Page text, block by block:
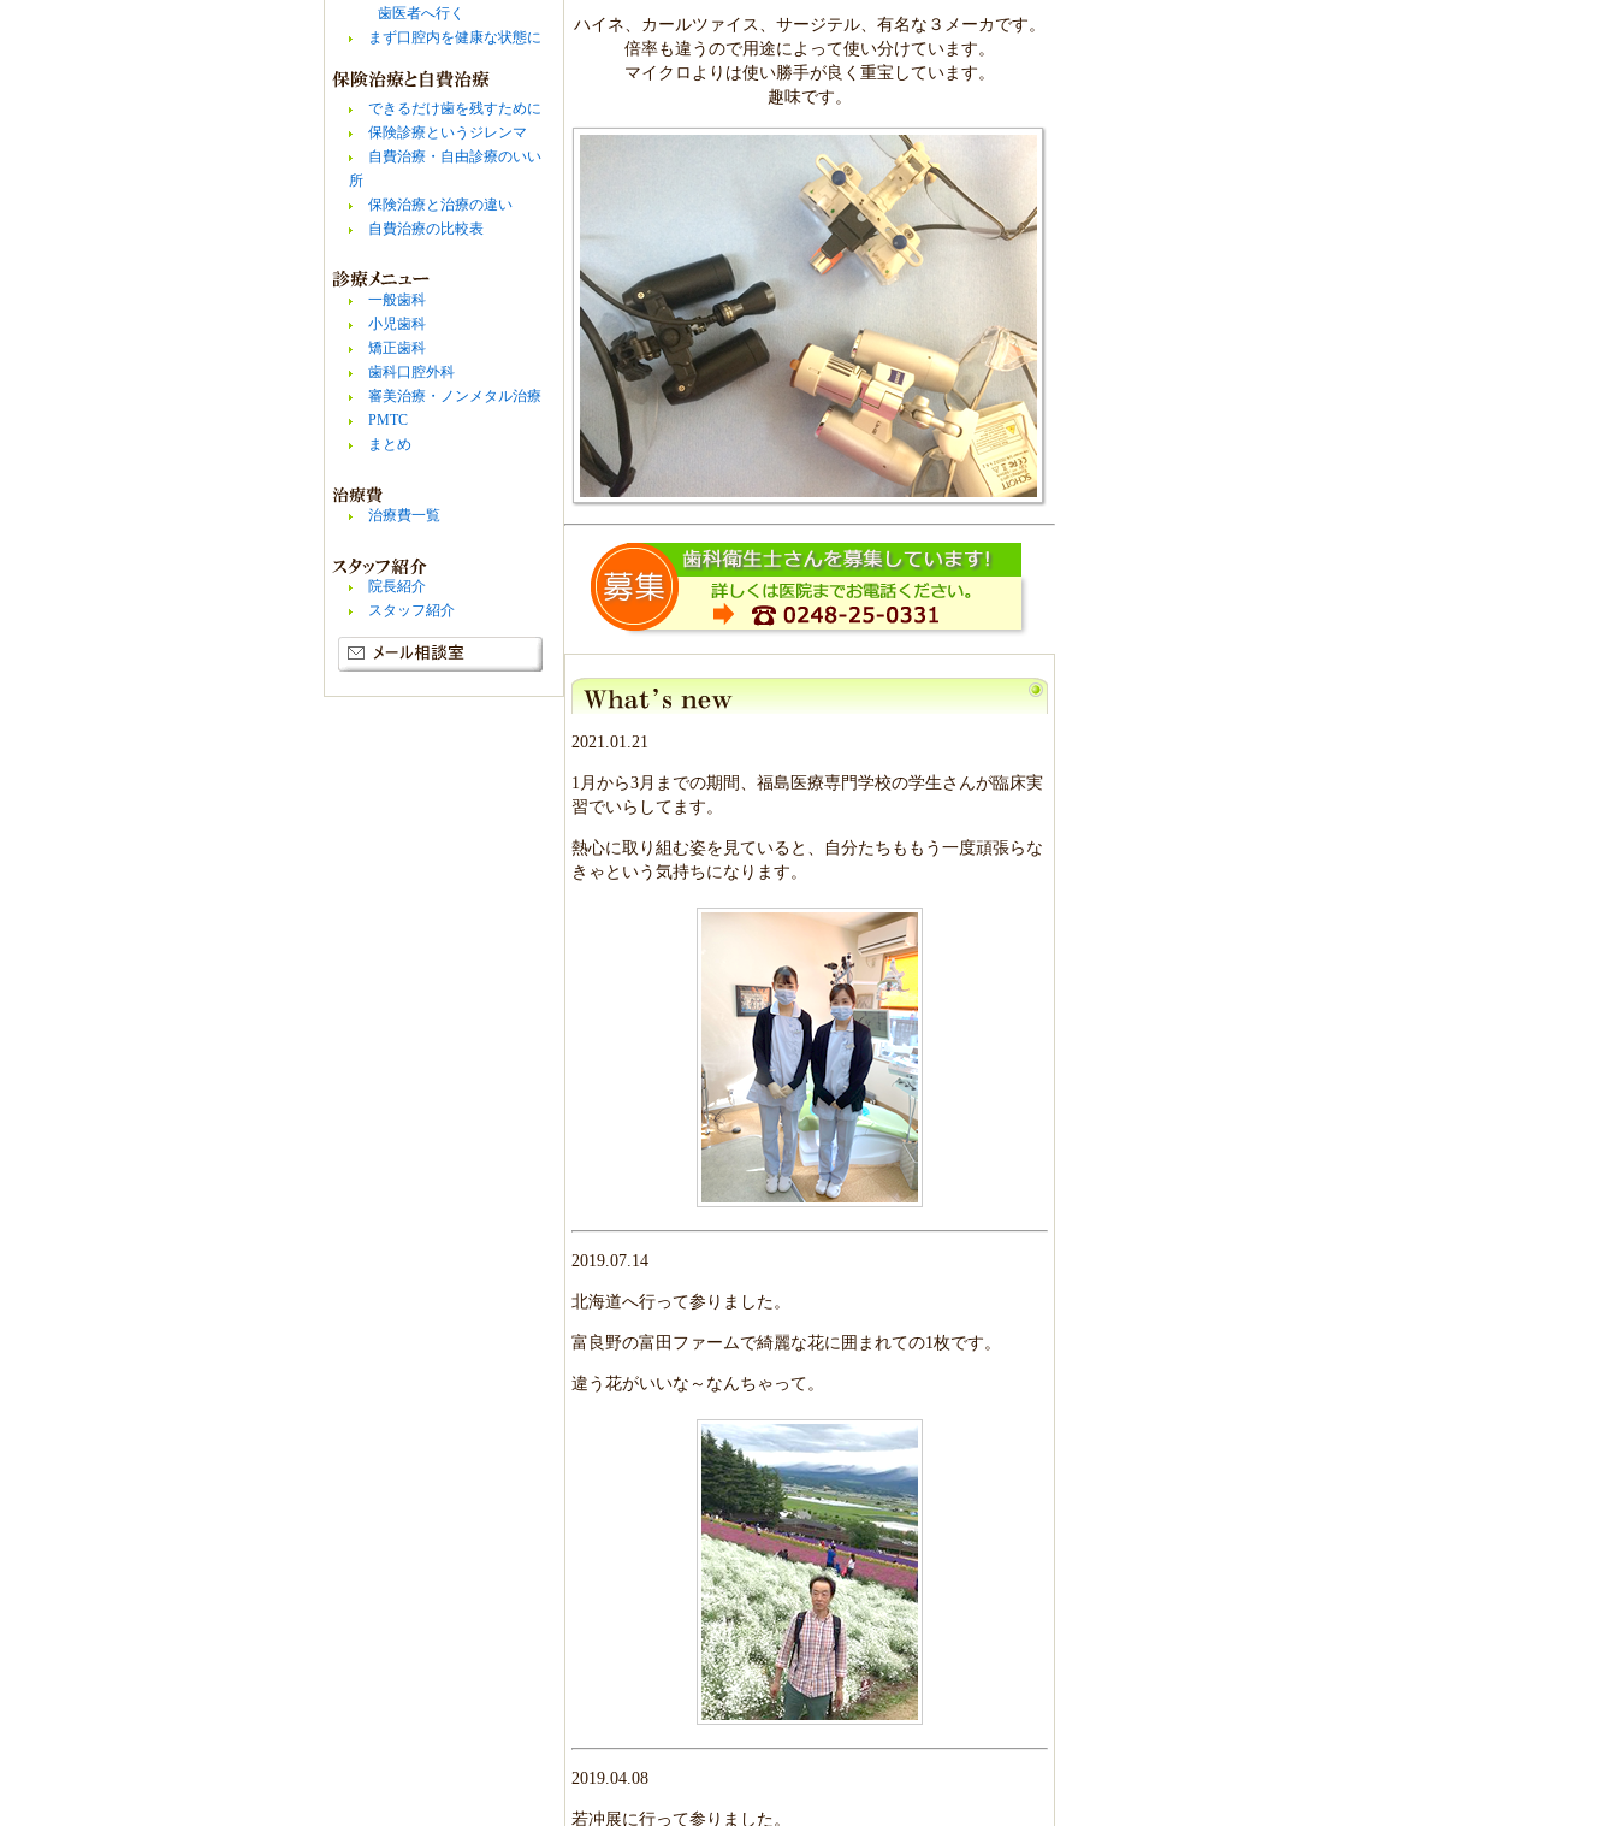
歯医者へ行く
まず口腔内を健康な状態に
できるだけ歯を残すために
保険診療というジレンマ
自費治療・自由診療のいい
所
保険治療と治療の違い
自費治療の比較表
一般歯科
小児歯科
矯正歯科
歯科口腔外科
審美治療・ノンメタル治療
PMTC
まとめ
治療費一覧
院長紹介
スタッフ紹介
ハイネ、カールツァイス、サージテル、有名な３メーカです。
倍率も違うので用途によって使い分けています。
マイクロよりは使い勝手が良く重宝しています。
趣味です。
2021.01.21
1月から3月までの期間、福島医療専門学校の学生さんが臨床実
習でいらしてます。
熱心に取り組む姿を見ていると、自分たちももう一度頑張らな
きゃという気持ちになります。
2019.07.14
北海道へ行って参りました。
富良野の富田ファームで綺麗な花に囲まれての1枚です。
違う花がいいな～なんちゃって。
2019.04.08
若冲展に行って参りました。